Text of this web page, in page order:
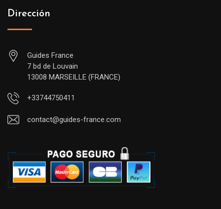
Dirección
Guides France
7 bd de Louvain
13008 MARSEILLE (FRANCE)
+33744750411
contact@guides-france.com